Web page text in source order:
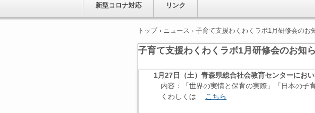
新型コロナ対応 リンク
トップ › ニュース › 子育て支援わくわくラボ1月研修会のお
子育て支援わくわくラボ1月研修会のお知
1月27日（土）青森県総合社会教育センターにおい
内容：「世界の実情と保育の実際」「日本の子
くわしくは
こちら